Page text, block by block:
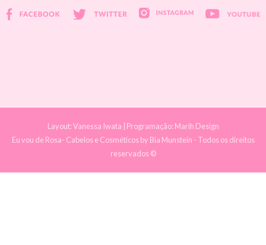
Layout:Vanessa Iwata | Programação: Marih Design
Eu vou de Rosa- Cabelos e Cosméticosby Bia Munstein - Todos os direitos
reservados ©